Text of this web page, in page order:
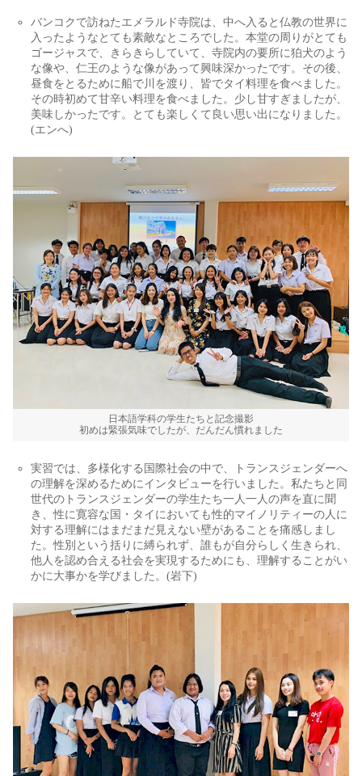
バンコクで訪ねたエメラルド寺院は、中へ入ると仏教の世界に
入ったようなとても素敵なところでした。本堂の周りがとても
ゴージャスで、きらきらしていて、寺院内の要所に狛犬のよう
な像や、仁王のような像があって興味深かったです。その後、
昼食をとるために船で川を渡り、皆でタイ料理を食べました。
その時初めて甘辛い料理を食べました。少し甘すぎましたが、
美味しかったです。とても楽しくて良い思い出になりました。
(エンへ)
日本語学科の学生たちと記念撮影
初めは緊張気味でしたが、だんだん慣れました
実習では、多様化する国際社会の中で、トランスジェンダーへ
の理解を深めるためにインタビューを行いました。私たちと同
世代のトランスジェンダーの学生たち一人一人の声を直に聞
き、性に寛容な国・タイにおいても性的マイノリティーの人に
対する理解にはまだまだ見えない壁があることを痛感しまし
た。性別という括りに縛られず、誰もが自分らしく生きられ、
他人を認め合える社会を実現するためにも、理解することがい
かに大事かを学びました。(岩下)